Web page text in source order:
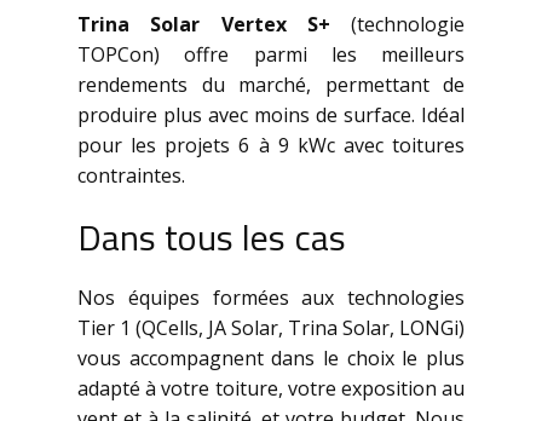
Trina Solar Vertex S+ (technologie
TOPCon) offre parmi les meilleurs
rendements du marché, permettant de
produire plus avec moins de surface. Idéal
pour les projets 6 à 9 kWc avec toitures
contraintes.
Dans tous les cas
Nos équipes formées aux technologies
Tier 1 (QCells, JA Solar, Trina Solar, LONGi)
vous accompagnent dans le choix le plus
adapté à votre toiture, votre exposition au